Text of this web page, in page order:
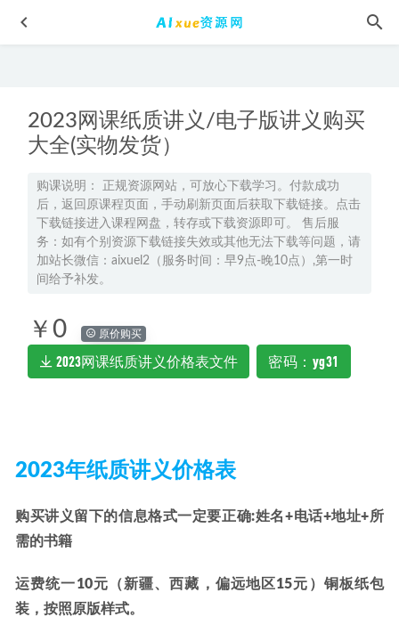
2023网课纸质讲义/电子版讲义购买
大全(实物发货）
购课说明： 正规资源网站，可放心下载学习。付款成功
后，返回原课程页面，手动刷新页面后获取下载链接。点击
下载链接进入课程网盘，转存或下载资源即可。 售后服
务：如有个别资源下载链接失效或其他无法下载等问题，请
加站长微信：aixuel2（服务时间：早9点-晚10点）,第一时
间给予补发。
￥0 原价购买
2023网课纸质讲义价格表文件 密码：yg31
2023年纸质讲义价格表
购买讲义留下的信息格式一定要正确:姓名+电话+地址+所
需的书籍
运费统一10元 （新疆、西藏，偏远地区 15元 ）铜板纸包
装，按照原版样式。
2026年林泽田高二数学a+下学期寒春班网课教程 2026-04-07
2024坤哥高三物理暑假班课程24年高考物理一轮复习网课视
频教程 2023-07-19
2026年龙坚高一英语视频教程下学期春季班教学网课
祖少磊2025高三数学a高考一轮复习暑假班
2026年郭艺高三英语视频教程二轮复习春季班 2026-03-31